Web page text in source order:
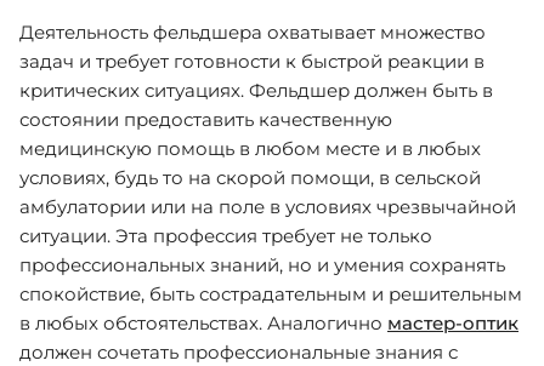
Деятельность фельдшера охватывает множество
задач и требует готовности к быстрой реакции в
критических ситуациях. Фельдшер должен быть в
состоянии предоставить качественную
медицинскую помощь в любом месте и в любых
условиях, будь то на скорой помощи, в сельской
амбулатории или на поле в условиях чрезвычайной
ситуации. Эта профессия требует не только
профессиональных знаний, но и умения сохранять
спокойствие, быть сострадательным и решительным
в любых обстоятельствах. Аналогично мастер-оптик
должен сочетать профессиональные знания с